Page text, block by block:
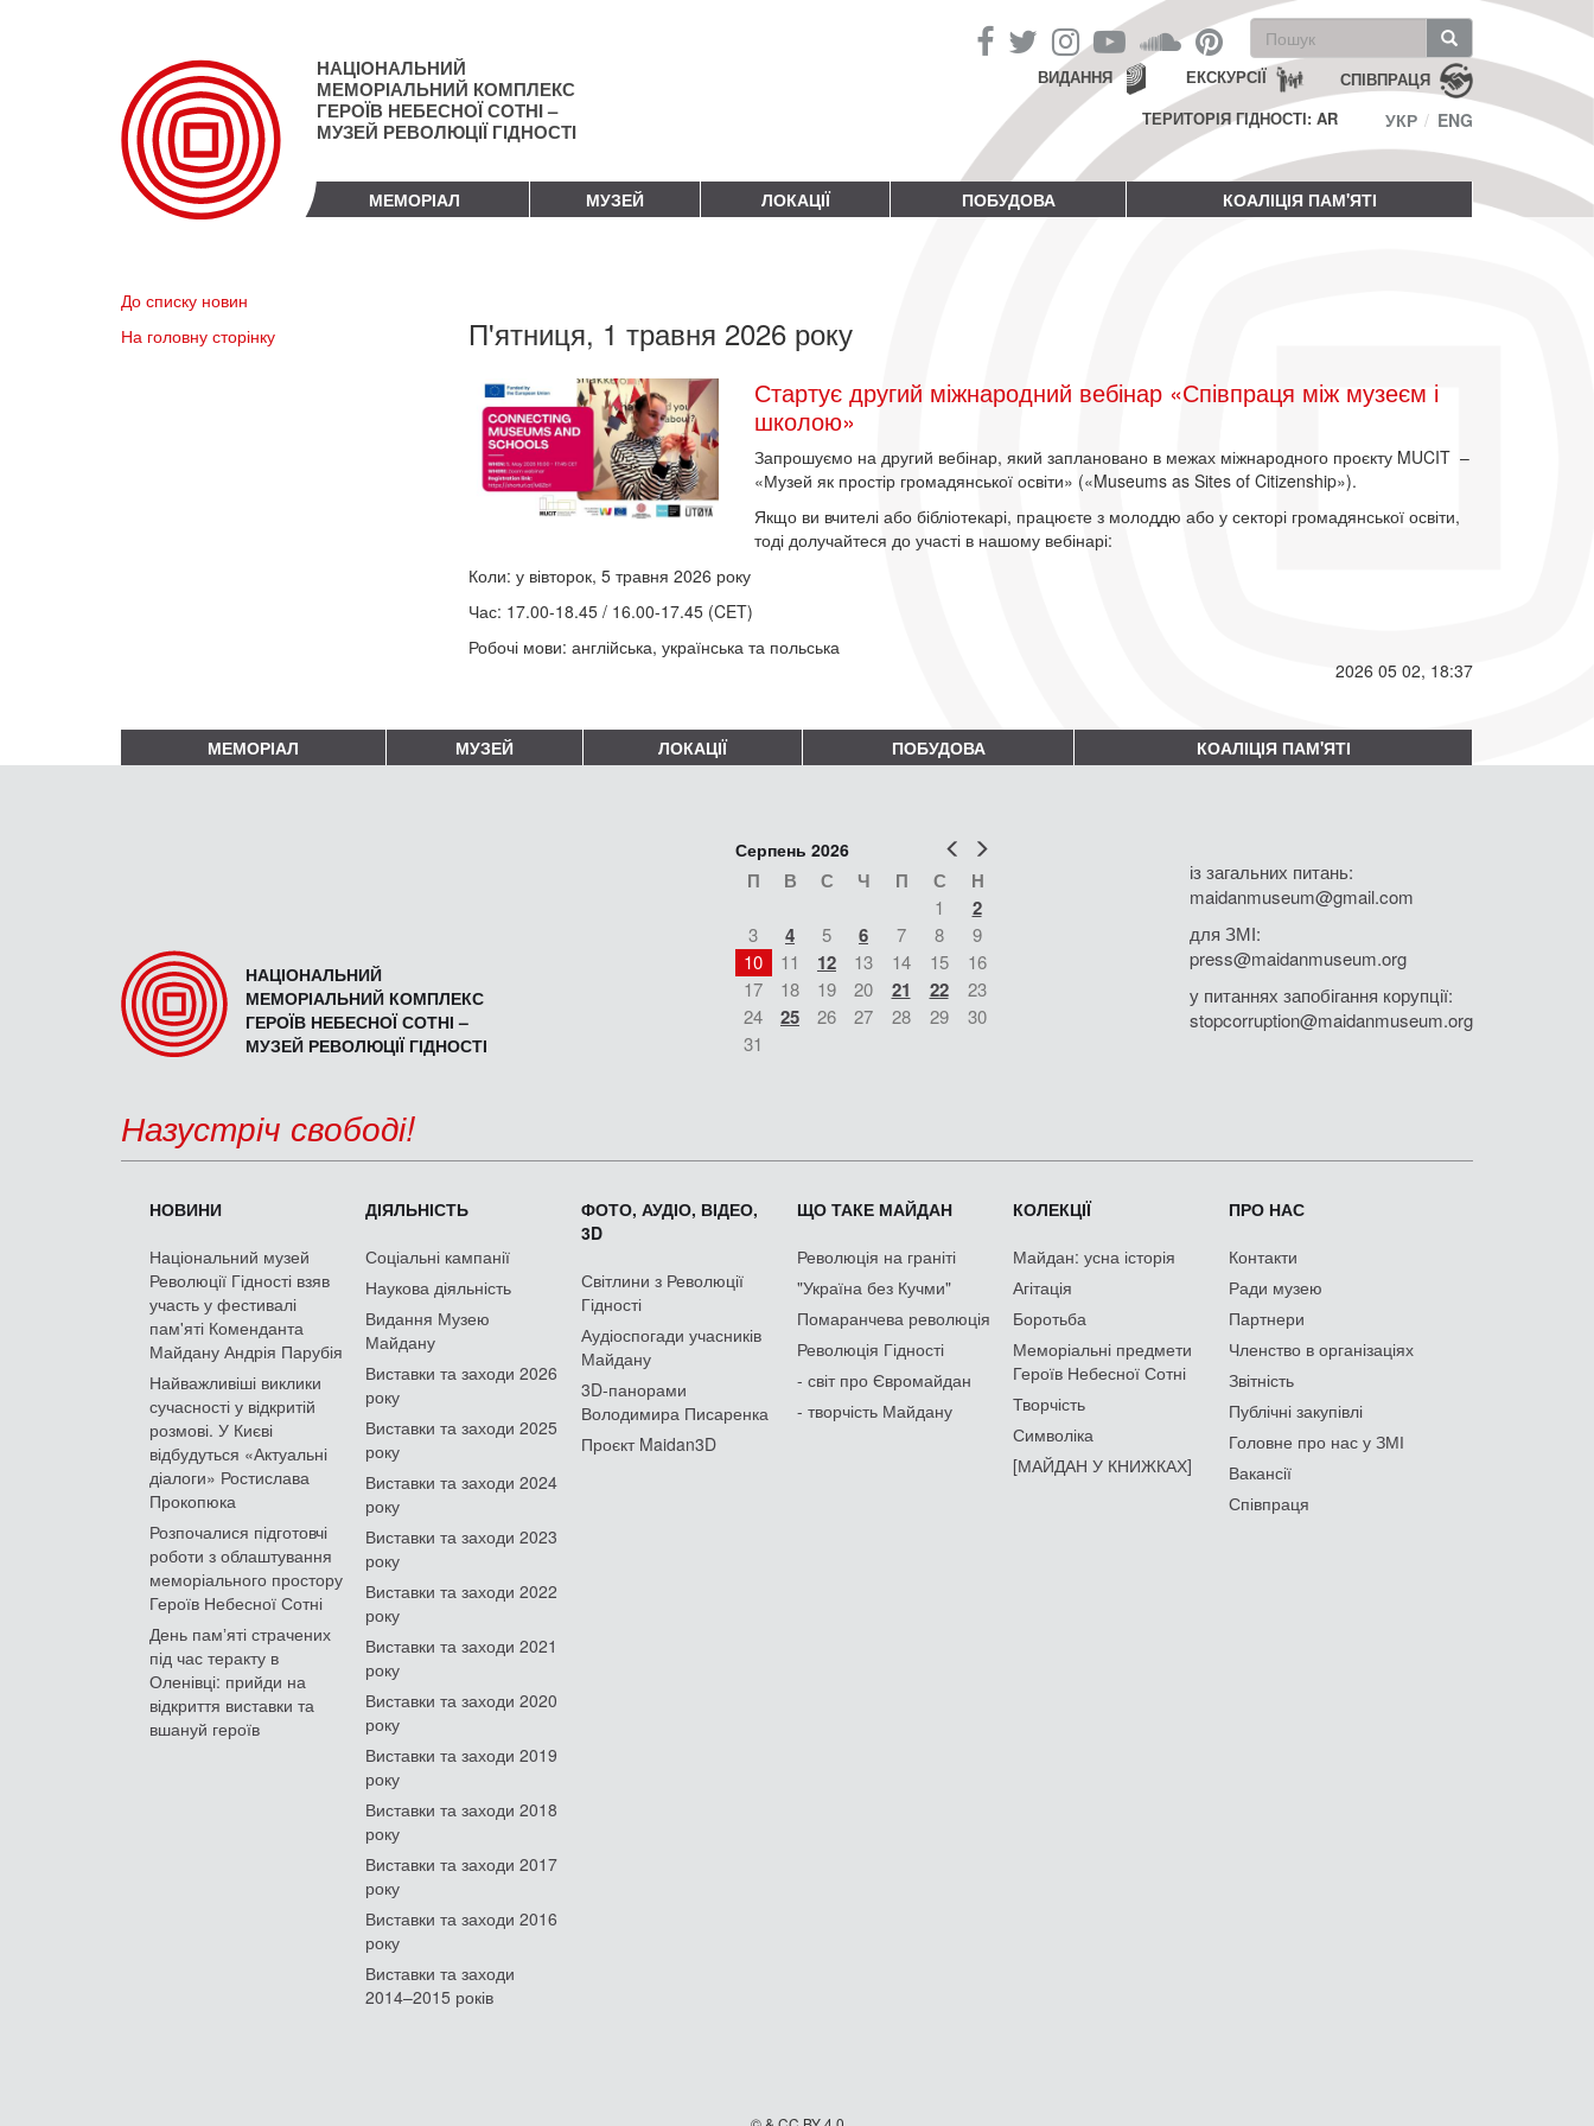
НАЦІОНАЛЬНИЙ
МЕМОРІАЛЬНИЙ КОМПЛЕКС
ГЕРОЇВ НЕБЕСНОЇ СОТНІ –
МУЗЕЙ РЕВОЛЮЦІЇ ГІДНОСТІ
Пошукова
форма
Пошук СПІВПРАЦЯ
ЕКСКУРСІЇ
ВИДАННЯ
ТЕРИТОРІЯ ГІДНОСТІ: AR
УКР ENG
МЕМОРІАЛ МУЗЕЙ ЛОКАЦІЇ ПОБУДОВА КОАЛІЦІЯ ПАМ'ЯТІ
До списку новин
На головну сторінку
П'ятниця, 1 травня 2026 року
Стартує другий міжнародний вебінар «Співпраця між музеєм і
школою»
Запрошуємо на другий вебінар, який заплановано в межах міжнародного проєкту MUCIT –
«Музей як простір громадянської освіти» («Museums as Sites of Citizenship»).
Якщо ви вчителі або бібліотекарі, працюєте з молоддю або у секторі громадянської освіти,
тоді долучайтеся до участі в нашому вебінарі:
Коли: у вівторок, 5 травня 2026 року
Час: 17.00-18.45 / 16.00-17.45 (CET)
Робочі мови: англійська, українська та польська
2026 05 02, 18:37
МЕМОРІАЛ МУЗЕЙ ЛОКАЦІЇ ПОБУДОВА КОАЛІЦІЯ ПАМ'ЯТІ
НАЦІОНАЛЬНИЙ
МЕМОРІАЛЬНИЙ КОМПЛЕКС
ГЕРОЇВ НЕБЕСНОЇ СОТНІ –
МУЗЕЙ РЕВОЛЮЦІЇ ГІДНОСТІ
Попер
Серпень 2026
П В С Ч П С Н
1 2
3 4 5 6 7 8
9
10
11 12 13 14 15
16
17
18 19 20 21 22
23
24
25 26 27 28 29
30
31
із загальних питань:
maidanmuseum@gmail.com
для ЗМІ:
press@maidanmuseum.org
у питаннях запобігання корупції:
stopcorruption@maidanmuseum.org
Назустріч свободі!
НОВИНИ
Національний музей
Революції Гідності взяв
участь у фестивалі
пам'яті Коменданта
Майдану Андрія Парубія
Найважливіші виклики
сучасності у відкритій
розмові. У Києві
відбудуться «Актуальні
діалоги» Ростислава
Прокопюка
Розпочалися підготовчі
роботи з облаштування
меморіального простору
Героїв Небесної Сотні
День памʼяті страчених
під час теракту в
Оленівці: прийди на
відкриття виставки та
вшануй героїв
ДІЯЛЬНІСТЬ
Соціальні кампанії
Наукова діяльність
Видання Музею
Майдану
Виставки та заходи 2026
року
Виставки та заходи 2025
року
Виставки та заходи 2024
року
Виставки та заходи 2023
року
Виставки та заходи 2022
року
Виставки та заходи 2021
року
Виставки та заходи 2020
року
Виставки та заходи 2019
року
Виставки та заходи 2018
року
Виставки та заходи 2017
року
Виставки та заходи 2016
року
Виставки та заходи
2014–2015 років
ФОТО, АУДІО, ВІДЕО,
3D
Світлини з Революції
Гідності
Аудіоспогади учасників
Майдану
3D-панорами
Володимира Писаренка
Проєкт Maidan3D
ЩО ТАКЕ МАЙДАН
Революція на граніті
"Україна без Кучми"
Помаранчева революція
Революція Гідності
- світ про Євромайдан
- творчість Майдану
КОЛЕКЦІЇ
Майдан: усна історія
Агітація
Боротьба
Меморіальні предмети
Героїв Небесної Сотні
Творчість
Символіка
[МАЙДАН У КНИЖКАХ]
ПРО НАС
Контакти
Ради музею
Партнери
Членство в організаціях
Звітність
Публічні закупівлі
Головне про нас у ЗМІ
Вакансії
Співпраця